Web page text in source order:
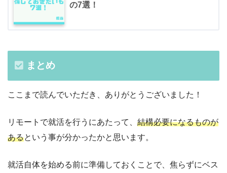
の7選！
まとめ
ここまで読んでいただき、ありがとうございました！
リモートで就活を行うにあたって、 結構必要になるものが
あるという事が分かったかと思います。
就活自体を始める前に準備しておくことで、焦らずにベス